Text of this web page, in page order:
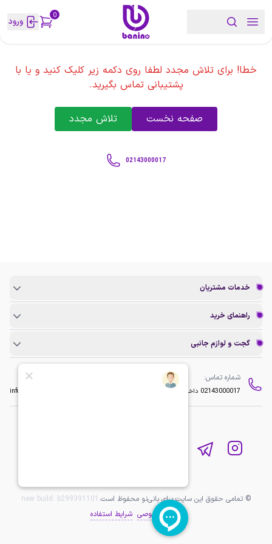
0 ورود
خطا! برای تلاش مجدد لطفا روی دکمه زیر کلیک کنید و یا با
پشتیبانی تماس بگیرید.
صفحه نخست تلاش مجدد
02143000017
خدمات مشتریان
راهنمای خرید
گجت و لوازم جانبی
شماره تماس:
02143000017 داخلی 2 info@baninopc.com
© تمامی حقوق این سایت برای بانی‌نو محفوظ است. new build: b299391101
حریم خصوصی شرایط استفاده